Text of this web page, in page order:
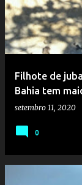
Filhote de
Bahia tem
setembro 11, 2020
0